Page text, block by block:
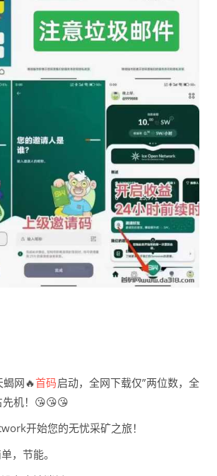
蝎网🔥首码启动，全网下载仅”两位数，全
机！😘😘😘
开始您的无忧采矿之旅！
，节能。